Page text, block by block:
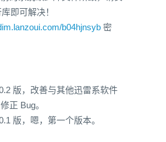
即可解决！
b04hjnsyb 密
版，改善与其他迅雷系软件
正 Bug。
版，嗯，第一个版本。